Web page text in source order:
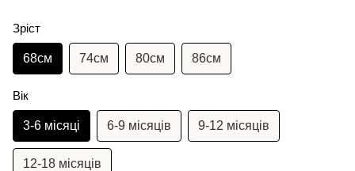
Зріст
68см 74см 80см 86см
Вік
3-6 місяці 6-9 місяців 9-12 місяців
12-18 місяців